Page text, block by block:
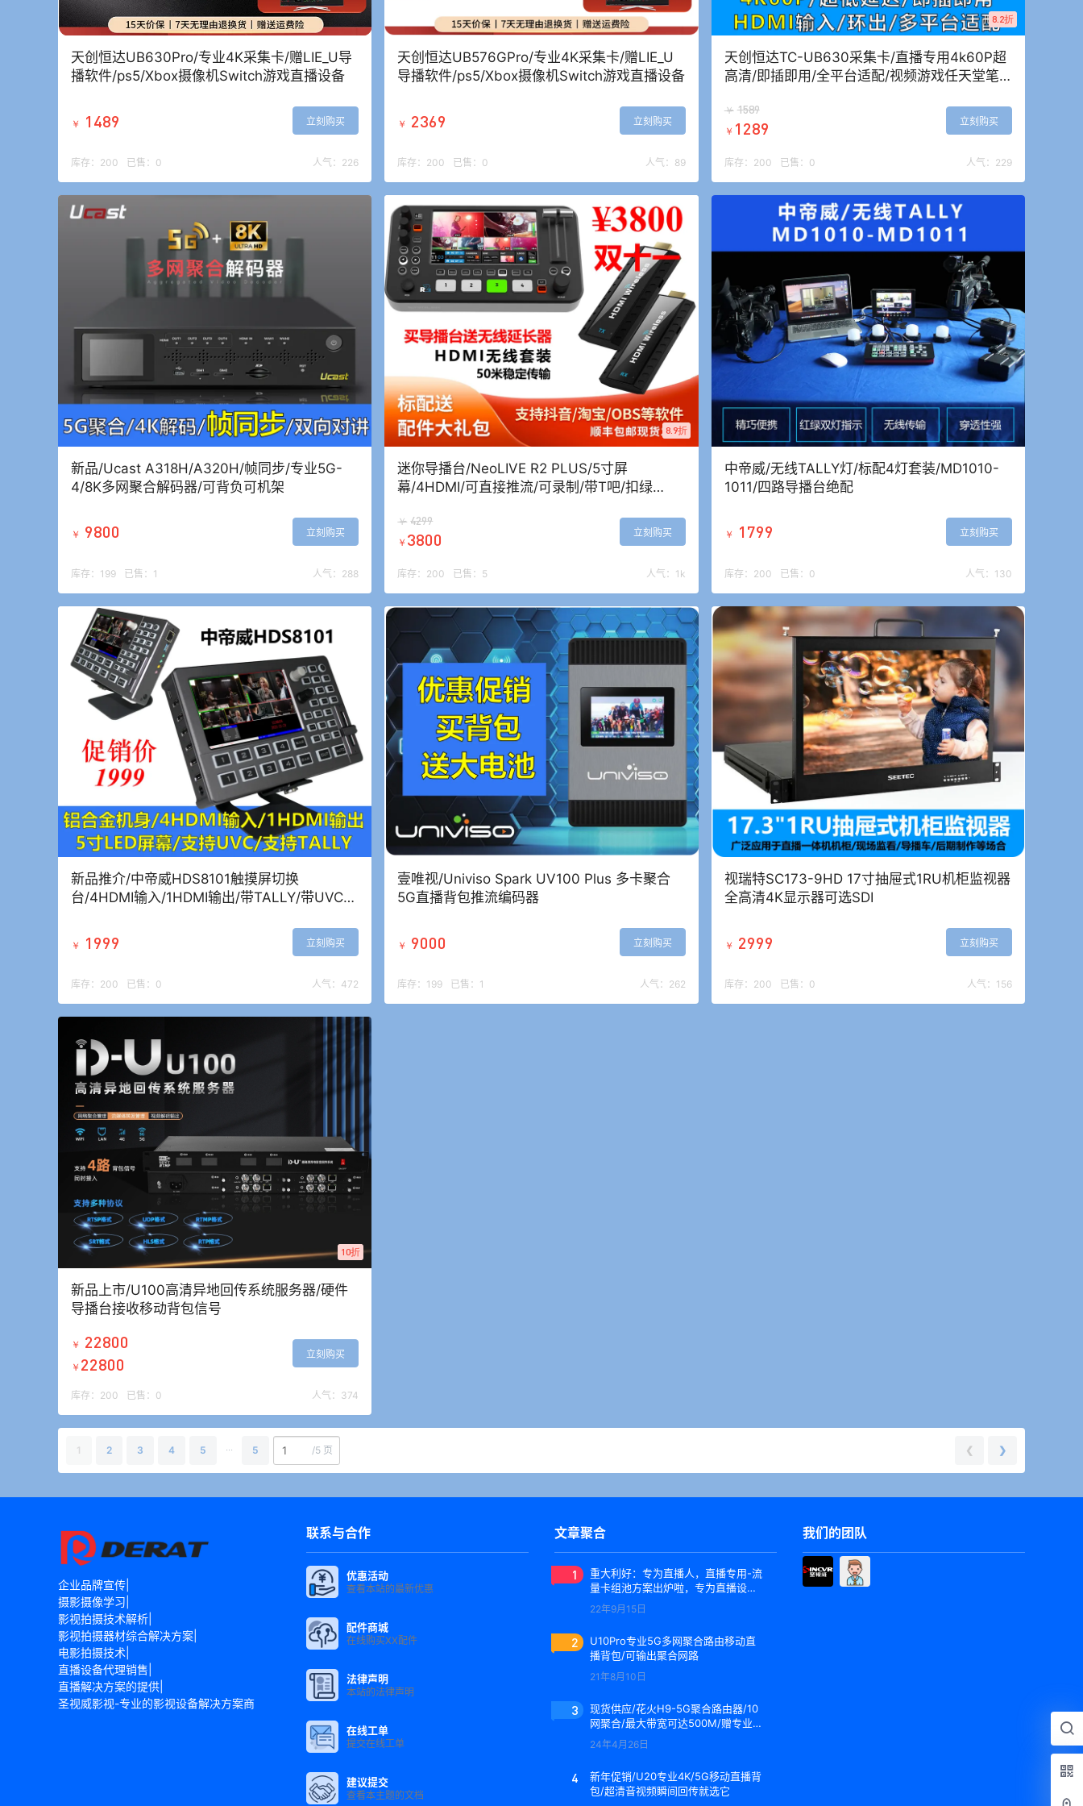
天创恒达UB630Pro/专业4K采集卡/赠LIE_U导
播软件/ps5/Xbox摄像机Switch游戏直播设备
￥ 1489 立刻购买
库存： 200 已售： 0 人气： 226
天创恒达UB576GPro/专业4K采集卡/赠LIE_U
导播软件/ps5/Xbox摄像机Switch游戏直播设备
￥ 2369 立刻购买
库存： 200 已售： 0 人气： 89
8.2折
天创恒达TC-UB630采集卡/直播专用4k60P超
高清/即插即用/全平台适配/视频游戏任天堂笔
￥ 1589
￥ 1289 立刻购买
库存： 200 已售： 0 人气： 229
新品/Ucast A318H/A320H/帧同步/专业5G-
4/8K多网聚合解码器/可背负可机架
￥ 9800 立刻购买
库存： 199 已售： 1 人气： 288
8.9折
迷你导播台/NeoLIVE R2 PLUS/5寸屏
幕/4HDMI/可直接推流/可录制/带T吧/扣绿
￥ 4299
￥ 3800 立刻购买
库存： 200 已售： 5 人气： 1k
中帝威/无线TALLY灯/标配4灯套装/MD1010-
1011/四路导播台绝配
￥ 1799 立刻购买
库存： 200 已售： 0 人气： 130
新品推介/中帝威HDS8101触摸屏切换
台/4HDMI输入/1HDMI输出/带TALLY/带UVC功
￥ 1999 立刻购买
库存： 200 已售： 0 人气： 472
壹唯视/Univiso Spark UV100 Plus 多卡聚合
5G直播背包推流编码器
￥ 9000 立刻购买
库存： 199 已售： 1 人气： 262
视瑞特SC173-9HD 17寸抽屉式1RU机柜监视器
全高清4K显示器可选SDI
￥ 2999 立刻购买
库存： 200 已售： 0 人气： 156
10折
新品上市/U100高清异地回传系统服务器/硬件
导播台接收移动背包信号
￥ 22800
￥ 22800
立刻购买
库存： 200 已售： 0 人气： 374
1 2 3 4 5 5 /5 页 ❮ ❯
企业品牌宣传|
摄影摄像学习|
影视拍摄技术解析|
影视拍摄器材综合解决方案|
电影拍摄技术|
直播设备代理销售|
直播解决方案的提供|
圣视威影视-专业的影视设备解决方案商
联系与合作
优惠活动
查看本站的最新优惠
配件商城
在线购买XX配件
法律声明
本站的法律声明
在线工单
提交在线工单
建议提交
查看本主题的文档
文章聚合
1
重大利好：专为直播人，直播专用-流
量卡组池方案出炉啦，专为直播设备
使用，没有之一
22年9月15日
2
U10Pro专业5G多网聚合路由移动直
播背包/可输出聚合网路
21年8月10日
3
现货供应/花火H9-5G聚合路由器/10
网聚合/最大带宽可达500M/赠专业定
制便携箱
24年4月26日
4
新年促销/U20专业4K/5G移动直播背
包/超清音视频瞬间回传就选它
我们的团队